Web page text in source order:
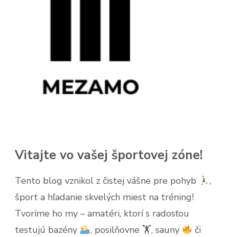
Vitajte vo vašej športovej zóne!
Tento blog vznikol z čistej vášne pre pohyb
,
šport a hľadanie skvelých miest na tréning!
Tvoríme ho my – amatéri, ktorí s radosťou
testujú bazény
, posilňovne 🏋, sauny
či